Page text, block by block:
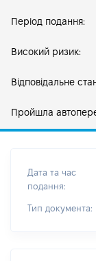
Період подання:
Високий ризик:
Відповідальне
Пройшла
Дата та час
подання:
Тип документа: